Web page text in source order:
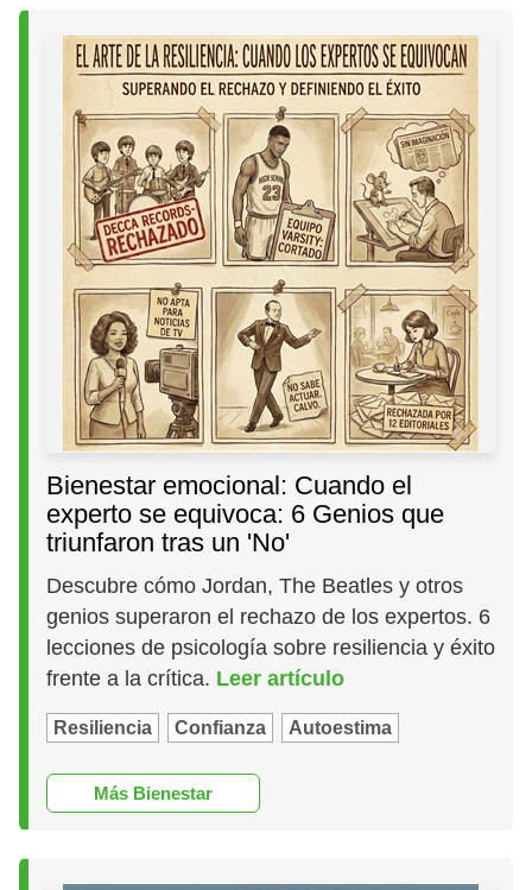
Bienestar emocional: Cuando el
experto se equivoca: 6 Genios que
triunfaron tras un 'No'
Descubre cómo Jordan, The Beatles y otros
genios superaron el rechazo de los expertos. 6
lecciones de psicología sobre resiliencia y éxito
frente a la crítica. Leer artículo
Resiliencia Confianza Autoestima
Más Bienestar